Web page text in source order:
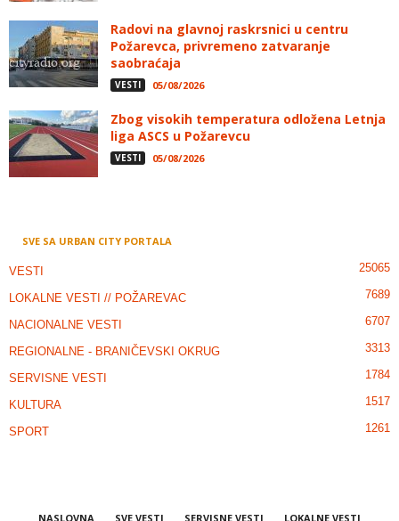
Radovi na glavnoj raskrsnici u centru
Požarevca, privremeno zatvaranje
saobraćaja
VESTI 05/08/2026
Zbog visokih temperatura odložena Letnja
liga ASCS u Požarevcu
VESTI 05/08/2026
SVE SA URBAN CITY PORTALA
VESTI 25065
LOKALNE VESTI // POŽAREVAC 7689
NACIONALNE VESTI 6707
REGIONALNE - BRANIČEVSKI OKRUG 3313
SERVISNE VESTI 1784
KULTURA 1517
SPORT 1261
NASLOVNA SVE VESTI SERVISNE VESTI LOKALNE VESTI